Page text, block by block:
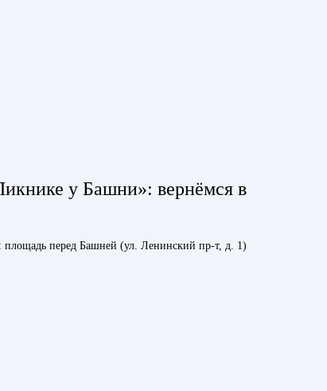
у Башни»: вернёмся в
площадь перед Башней (ул. Ленинский пр-т, д. 1)